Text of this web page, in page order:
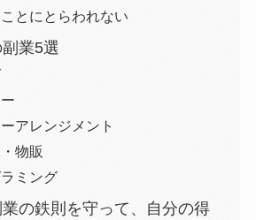
とにとらわれない
業5選
アレンジメント
物販
ミング
の鉄則を守って、自分の得